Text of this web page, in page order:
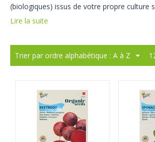
(biologiques) issus de votre propre culture
Lire la suite
Trier par ordre alphabétique : A à Z